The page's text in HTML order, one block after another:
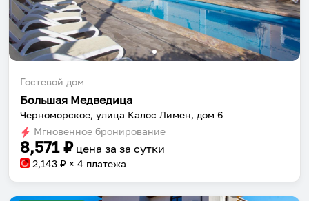
Гостевой дом
Большая Медведица
Черноморское, улица Калос Лимен, дом 6
Мгновенное бронирование
8,571₽ цена за за сутки
2,143 ₽ × 4 платежа